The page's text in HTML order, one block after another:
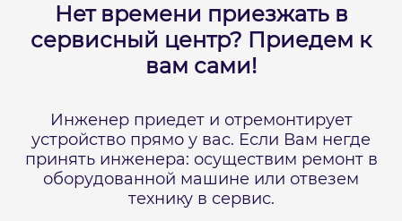
Нет времени приезжать в
сервисный центр? Приедем к
вам сами!
Инженер приедет и отремонтирует
устройство прямо у вас. Если Вам негде
принять инженера: осуществим ремонт в
оборудованной машине или отвезем
технику в сервис.